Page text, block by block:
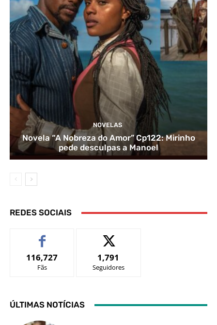
NOVELAS
Novela “A Nobreza do Amor” Cp122: Mirinho
pede desculpas a Manoel
REDES SOCIAIS
116,727
Fãs
1,791
Seguidores
ÚLTIMAS NOTÍCIAS